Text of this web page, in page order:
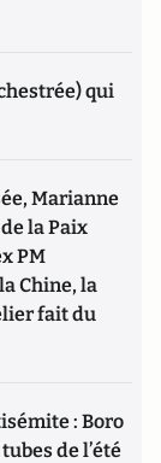
qui
Marianne
la Paix
PM
Chine, la
fait du
: Boro
de l’été